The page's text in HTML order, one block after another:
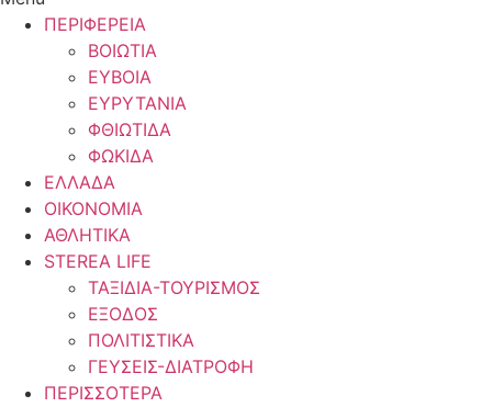
ΠΕΡΙΦΕΡΕΙΑ
ΒΟΙΩΤΙΑ
ΕΥΒΟΙΑ
ΕΥΡΥΤΑΝΙΑ
ΦΘΙΩΤΙΔΑ
ΦΩΚΙΔΑ
ΕΛΛΑΔΑ
ΟΙΚΟΝΟΜΙΑ
ΑΘΛΗΤΙΚΑ
STEREA LIFE
ΤΑΞΙΔΙΑ-ΤΟΥΡΙΣΜΟΣ
ΕΞΟΔΟΣ
ΠΟΛΙΤΙΣΤΙΚΑ
ΓΕΥΣΕΙΣ-ΔΙΑΤΡΟΦΗ
ΠΕΡΙΣΣΟΤΕΡΑ